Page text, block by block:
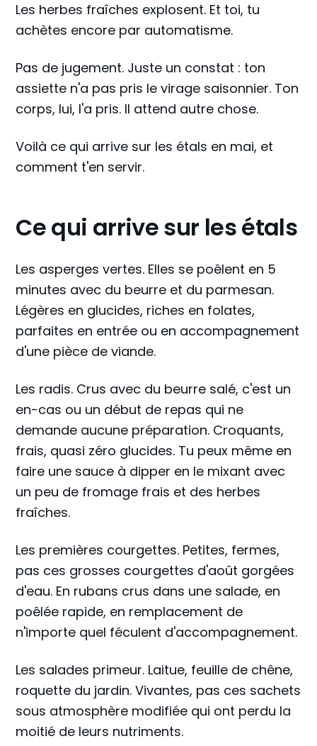
Les herbes fraîches explosent. Et toi, tu
achètes encore par automatisme.
Pas de jugement. Juste un constat : ton
assiette n'a pas pris le virage saisonnier. Ton
corps, lui, l'a pris. Il attend autre chose.
Voilà ce qui arrive sur les étals en mai, et
comment t'en servir.
Ce qui arrive sur les étals
Les asperges vertes. Elles se poêlent en 5
minutes avec du beurre et du parmesan.
Légères en glucides, riches en folates,
parfaites en entrée ou en accompagnement
d'une pièce de viande.
Les radis. Crus avec du beurre salé, c'est un
en-cas ou un début de repas qui ne
demande aucune préparation. Croquants,
frais, quasi zéro glucides. Tu peux même en
faire une sauce à dipper en le mixant avec
un peu de fromage frais et des herbes
fraîches.
Les premières courgettes. Petites, fermes,
pas ces grosses courgettes d'août gorgées
d'eau. En rubans crus dans une salade, en
poêlée rapide, en remplacement de
n'importe quel féculent d'accompagnement.
Les salades primeur. Laitue, feuille de chêne,
roquette du jardin. Vivantes, pas ces sachets
sous atmosphère modifiée qui ont perdu la
moitié de leurs nutriments.